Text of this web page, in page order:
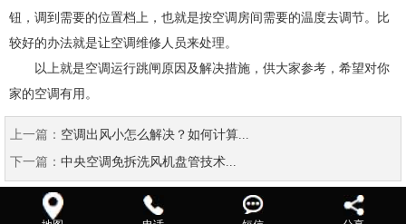
钮，调到需要的位置档上，也就是按空调房间需要的温度去调节。比
较好的办法就是让空调维修人员来处理。
以上就是空调运行跳闸原因及解决措施，供大家参考，希望对你
家的空调有用。
上一篇： 空调出风小怎么解决？如何计算...
下一篇： 中央空调免拆洗风机盘管技术...